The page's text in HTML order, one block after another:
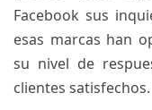
Facebook sus
esas marcas han
su nivel de
clientes satisfechos.